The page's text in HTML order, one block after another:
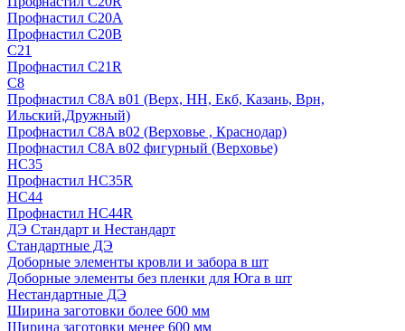
Профнастил С20А
Профнастил С20В
C21
Профнастил С21R
C8
Профнастил С8A в01 (Верх, НН, Екб, Казань, Врн,
Ильский,Дружный)
Профнастил С8A в02 (Верховье , Краснодар)
Профнастил С8A в02 фигурный (Верховье)
HС35
Профнастил HC35R
НС44
Профнастил НС44R
ДЭ Стандарт и Нестандарт
Стандартные ДЭ
Доборные элементы кровли и забора в шт
Доборные элементы без пленки для Юга в шт
Нестандартные ДЭ
Ширина заготовки более 600 мм
Ширина заготовки менее 600 мм